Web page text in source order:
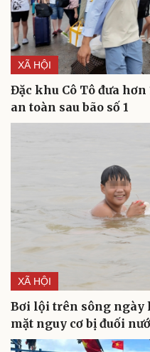
Du lịch
Tư vấn
Săn Tour
check-in
XÃ HỘI
Đặc khu Cô Tô đưa
an toàn sau bão số 1
XÃ HỘI
Bơi lội trên sông ngày
mặt nguy cơ bị đuối